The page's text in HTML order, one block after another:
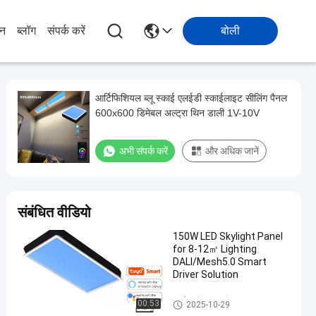
ब्लॉग संपर्क करें बोली
आर्टिफिशियल ब्लू स्काई एलईडी स्काईलाइट सीलिंग पैनल
600x600 डिमेबल अल्ट्रा थिन डाली 1V-10V
अभी संपर्क करें और अधिक जानें
संबंधित वीडियो
00:53
150W LED Skylight Panel
for 8-12㎡ Lighting
DALI/Mesh5.0 Smart
Driver Solution
एलईडी रोशनदान पैनल
2025-10-29